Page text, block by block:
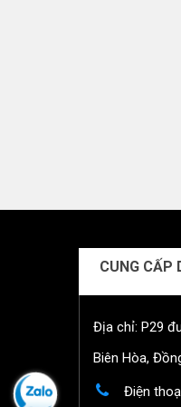
CUNG CẤP
Địa chỉ: P29
Biên Hòa,
Điện